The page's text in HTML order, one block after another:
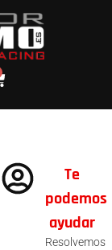
Te
podemos
ayudar
Resolvemos